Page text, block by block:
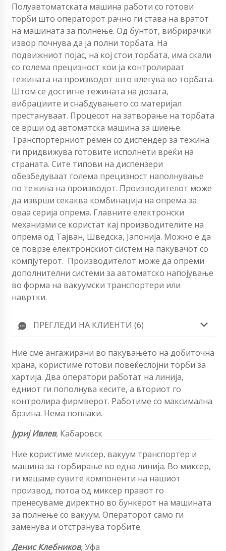
Полуавтоматската машина работи со готови
торби што операторот рачно ги става на вратот
на машината за полнење. Од бунтот, вибрирачки
извор почнува да ја полни торбата. На
подвижниот појас, на кој стои торбата, има скали
со голема прецизност кои ја контролираат
тежината на производот што влегува во торбата.
Штом се достигне тежината на дозата,
вибрациите и снабдувањето со материјал
престануваат. Процесот на затворање на торбата
се врши од автоматска машина за шиење.
Транспортерниот ремен со диспендер за тежина
ги придвижува готовите исполнети вреќи на
страната. Сите типови на диспензери
обезбедуваат голема прецизност наполнување
по тежина на производот. Производителот може
да изврши секаква комбинација на опрема за
оваа серија опрема. Главните електронски
механизми се користат кај производителите на
опрема од Тајван, Шведска, Јапонија. Можно е да
се поврзе електронскиот систем на пакувачот со
компјутерот. Производителот може да опреми
дополнителни системи за автоматско напојување
во форма на вакуумски транспортери или
навртки.
ПРЕГЛЕДИ НА КЛИЕНТИ (6)
Ние сме ангажирани во пакувањето на добиточна
храна, користиме готови повеќеслојни торби за
хартија. Два оператори работат на линија,
едниот ги пополнува кесите, а вториот го
контролира фирмверот. Работиме со максимална
брзина. Нема поплаки.
Јуриј Ивлев, Кабаровск
Ние користиме миксер, вакуум транспортер и
машина за торбирање во една линија. Во миксер,
ги мешаме сувите компоненти на нашиот
производ, потоа од миксер правот го
пренесуваме директно во бункерот на машината
за полнење со вакуум. Операторот само ги
заменува и отстранува торбите.
Денис Клебников,Уфа